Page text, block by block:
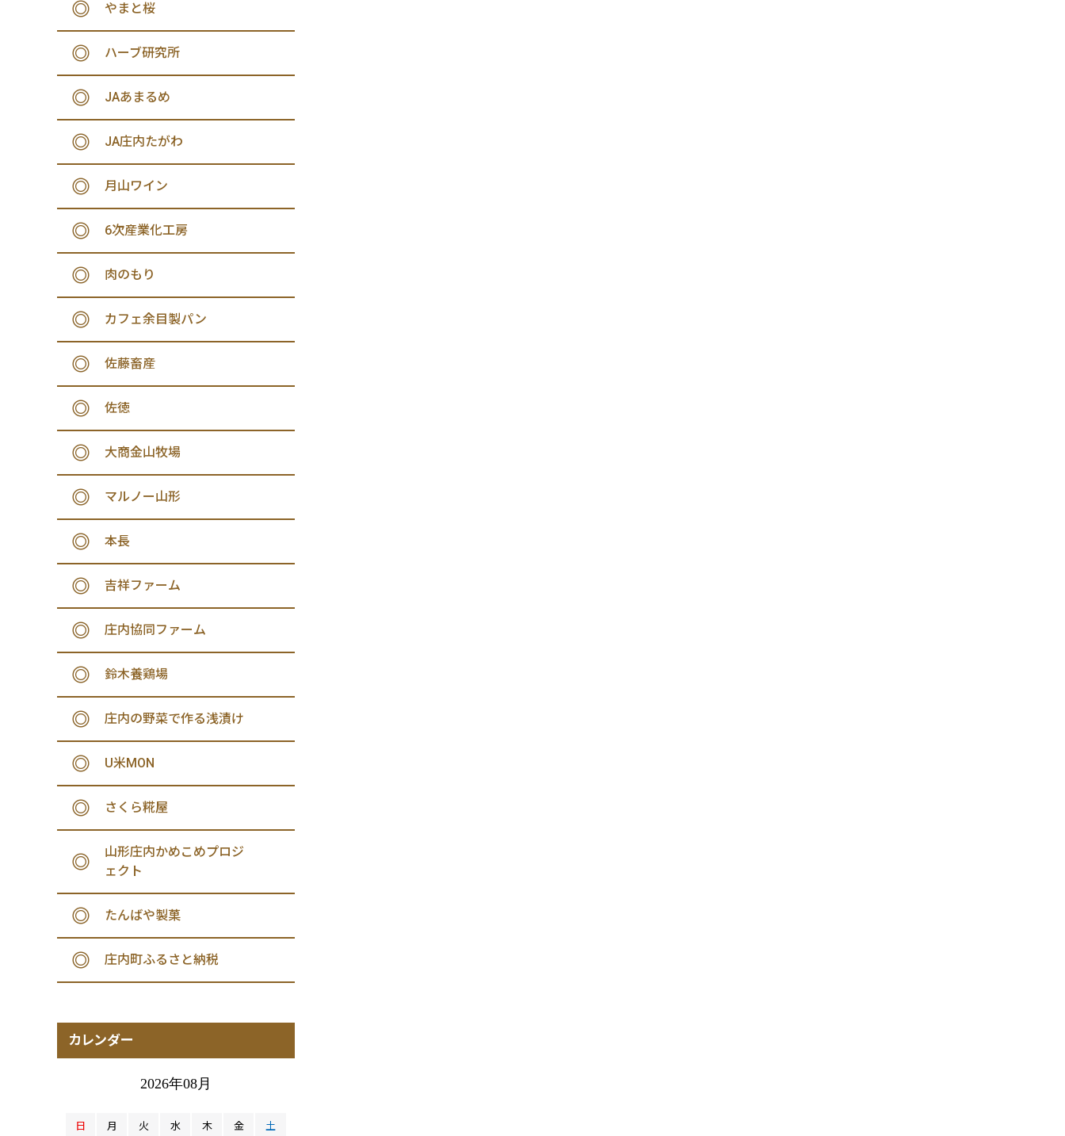
やまと桜
ハーブ研究所
JAあまるめ
JA庄内たがわ
月山ワイン
6次産業化工房
肉のもり
カフェ余目製パン
佐藤畜産
佐徳
大商金山牧場
マルノー山形
本長
吉祥ファーム
庄内協同ファーム
鈴木養鶏場
庄内の野菜で作る浅漬け
U米MON
さくら糀屋
山形庄内かめこめプロジ
ェクト
たんばや製菓
庄内町ふるさと納税
カレンダー
2026年08月
日 月 火 水 木 金 土